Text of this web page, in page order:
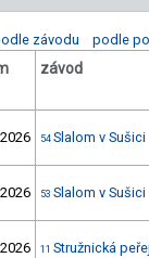
závodu podle
závod
54 Slalom v Sušici
53 Slalom v Sušici
11 Stružnická peřej